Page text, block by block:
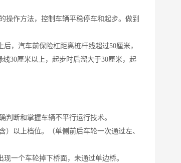
操作方法，控制车辆平稳停车和起步。做到
，汽车前保险杠距离桩杆线超过50厘米，
30厘米以上，起步时后溜大于30厘米，起
断和掌握车辆不平行运行技术。
以上档位。（单侧前后车轮一次通过左、
一个车轮掉下桥面，未通过单边桥。